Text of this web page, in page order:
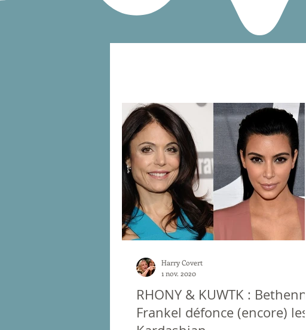
RHONY & KUWTK : Bethenny
Frankel défonce (encore) les
Harry Covert
1 nov. 2020